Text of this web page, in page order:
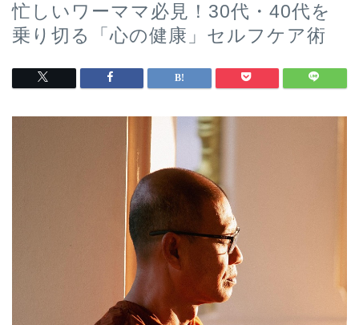
忙しいワーママ必見！30代・40代を
乗り切る「心の健康」セルフケア術